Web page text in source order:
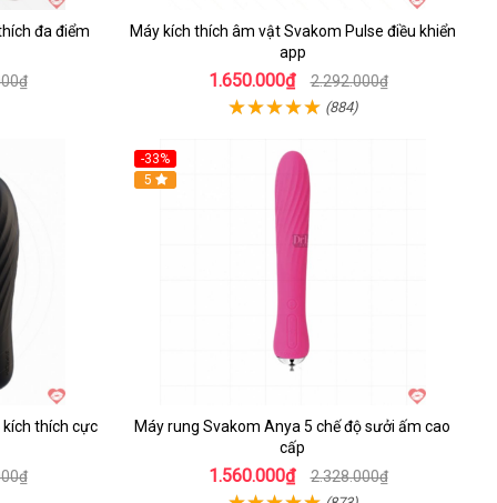
đa điểm
Máy kích thích âm vật Svakom Pulse điều khiển
app
1.650.000₫ 2.292.000₫
(884)
kích thích cực
-33%
Hot
5
Máy rung Svakom Anya 5 chế độ sưởi ấm cao
cấp
1.560.000₫ 2.328.000₫